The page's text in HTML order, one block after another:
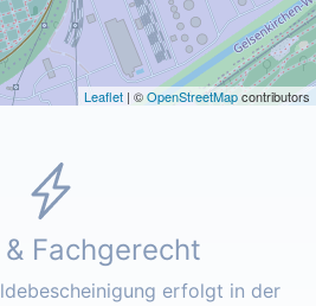
Leaflet | ©OpenStreetMapcontributors
Fachgerecht
erfolgt in der